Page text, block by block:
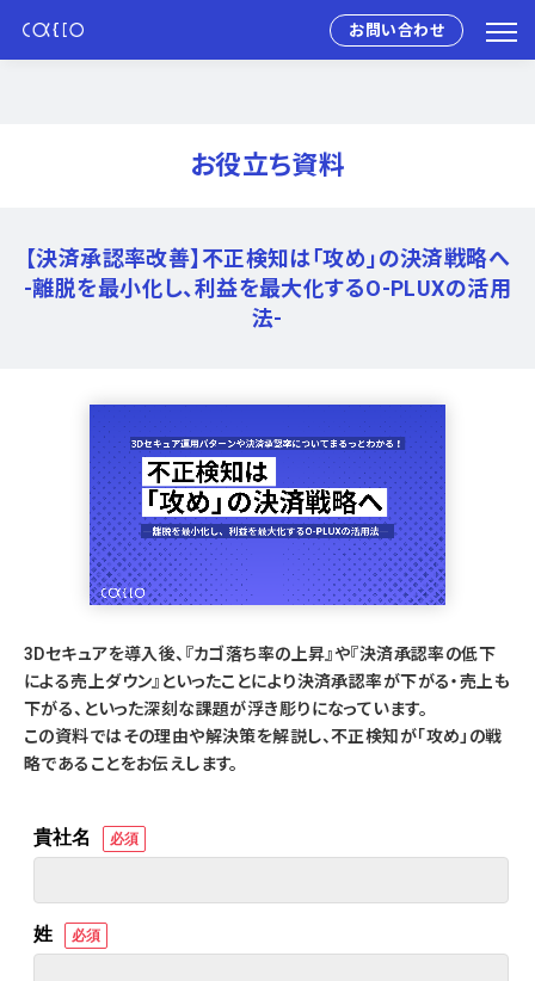
お問い合わせ
お役立ち資料
【決済承認率改善】不正検知は「攻め」の決済戦略へ
-離脱を最小化し、利益を最大化するO-PLUXの活用
法-
3Dセキュアを導入後、『カゴ落ち率の上昇』や『決済承認率の低下
による売上ダウン』といったことにより決済承認率が下がる・売上も
下がる、といった深刻な課題が浮き彫りになっています。
この資料ではその理由や解決策を解説し、不正検知が「攻め」の戦
略であることをお伝えします。